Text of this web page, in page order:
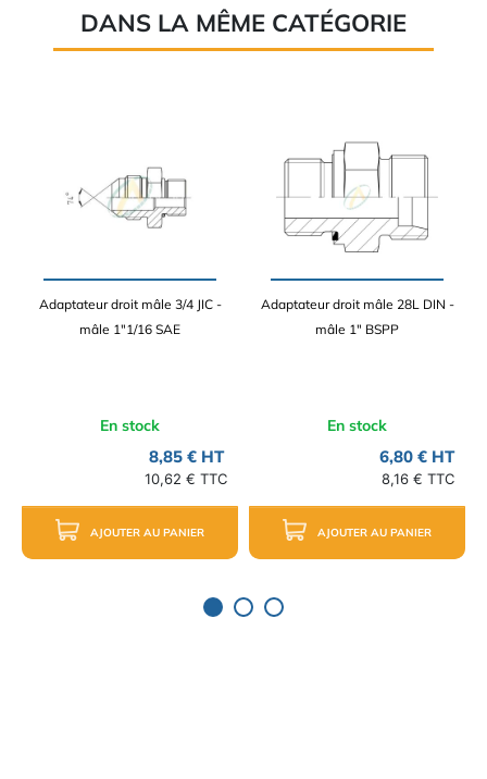
DANS LA MÊME CATÉGORIE
Adaptateur droit mâle 3/4 JIC -
mâle 1"1/16 SAE
En stock
8,85 € HT
10,62 € TTC
AJOUTER AU PANIER
Adaptateur droit mâle 28L DIN -
mâle 1" BSPP
En stock
6,80 € HT
8,16 € TTC
AJOUTER AU PANIER